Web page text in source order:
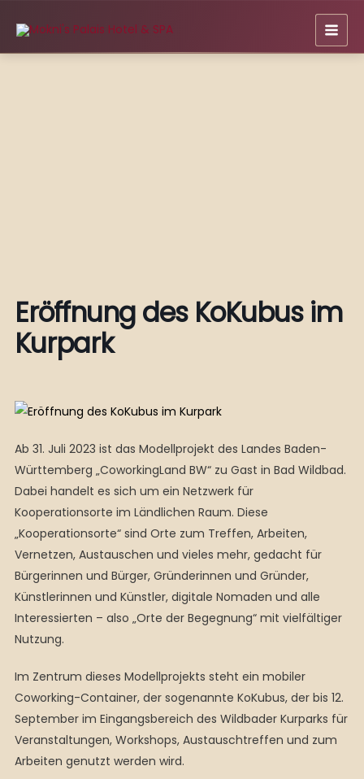
Inhalt
springen
Eröffnung des KoKubus im
Kurpark
Ab 31. Juli 2023 ist das Modellprojekt des Landes Baden-
Württemberg „CoworkingLand BW“ zu Gast in Bad Wildbad.
Dabei handelt es sich um ein Netzwerk für
Kooperationsorte im Ländlichen Raum. Diese
„Kooperationsorte“ sind Orte zum Treffen, Arbeiten,
Vernetzen, Austauschen und vieles mehr, gedacht für
Bürgerinnen und Bürger, Gründerinnen und Gründer,
Künstlerinnen und Künstler, digitale Nomaden und alle
Interessierten – also „Orte der Begegnung“ mit vielfältiger
Nutzung.
Im Zentrum dieses Modellprojekts steht ein mobiler
Coworking-Container, der sogenannte KoKubus, der bis 12.
September im Eingangsbereich des Wildbader Kurparks für
Veranstaltungen, Workshops, Austauschtreffen und zum
Arbeiten genutzt werden wird.